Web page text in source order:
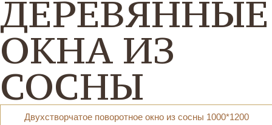
ДЕРЕВЯННЫЕ
ОКНА ИЗ
СОСНЫ
Двухстворчатое поворотное окно из сосны 1000*1200